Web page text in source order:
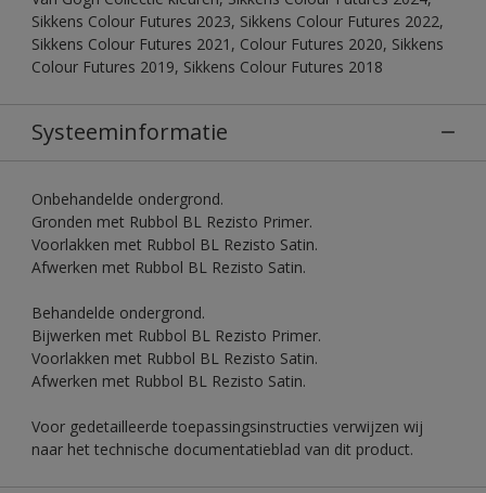
Sikkens Colour Futures 2023, Sikkens Colour Futures 2022,
Sikkens Colour Futures 2021, Colour Futures 2020, Sikkens
Colour Futures 2019, Sikkens Colour Futures 2018
Systeeminformatie
Onbehandelde ondergrond.
Gronden met Rubbol BL Rezisto Primer.
Voorlakken met Rubbol BL Rezisto Satin.
Afwerken met Rubbol BL Rezisto Satin.
Behandelde ondergrond.
Bijwerken met Rubbol BL Rezisto Primer.
Voorlakken met Rubbol BL Rezisto Satin.
Afwerken met Rubbol BL Rezisto Satin.
Voor gedetailleerde toepassingsinstructies verwijzen wij
naar het technische documentatieblad van dit product.